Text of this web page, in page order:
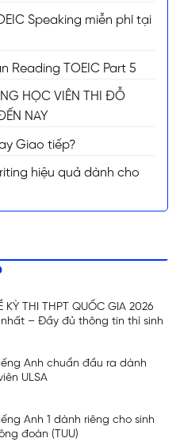
Speaking miễn phí tại
Reading TOEIC Part 5
HỌC VIÊN THI ĐỖ
NAY
Giao tiếp?
hiệu quả dành cho
KỲ THI THPT QUỐC GIA 2026
– Đầy đủ thông tin thí sinh
Anh chuẩn đầu ra dành
ULSA
Anh 1 dành riêng cho sinh
đoàn (TUU)